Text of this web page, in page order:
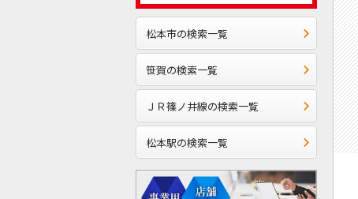
松本市の検索一覧
笹賀の検索一覧
ＪＲ篠ノ井線の検索一覧
松本駅の検索一覧